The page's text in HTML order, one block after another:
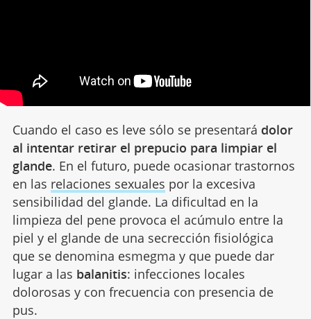
Cuando el caso es leve sólo se presentará dolor
al intentar retirar el prepucio para limpiar el
glande. En el futuro, puede ocasionar trastornos
en las relaciones sexuales por la excesiva
sensibilidad del glande. La dificultad en la
limpieza del pene provoca el acúmulo entre la
piel y el glande de una secrección fisiológica
que se denomina esmegma y que puede dar
lugar a las balanitis: infecciones locales
dolorosas y con frecuencia con presencia de
pus.